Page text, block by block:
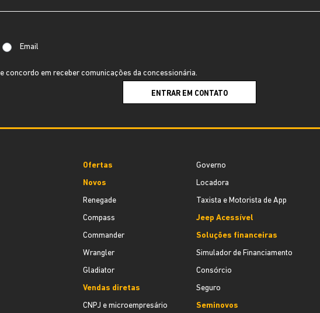
Email
e concordo em receber comunicações da concessionária.
ENTRAR EM CONTATO
Ofertas
Novos
Renegade
Compass
Commander
Wrangler
Gladiator
Vendas diretas
CNPJ e microempresário
Governo
Locadora
Taxista e Motorista de App
Jeep Acessível
Soluções financeiras
Simulador de Financiamento
Consórcio
Seguro
Seminovos